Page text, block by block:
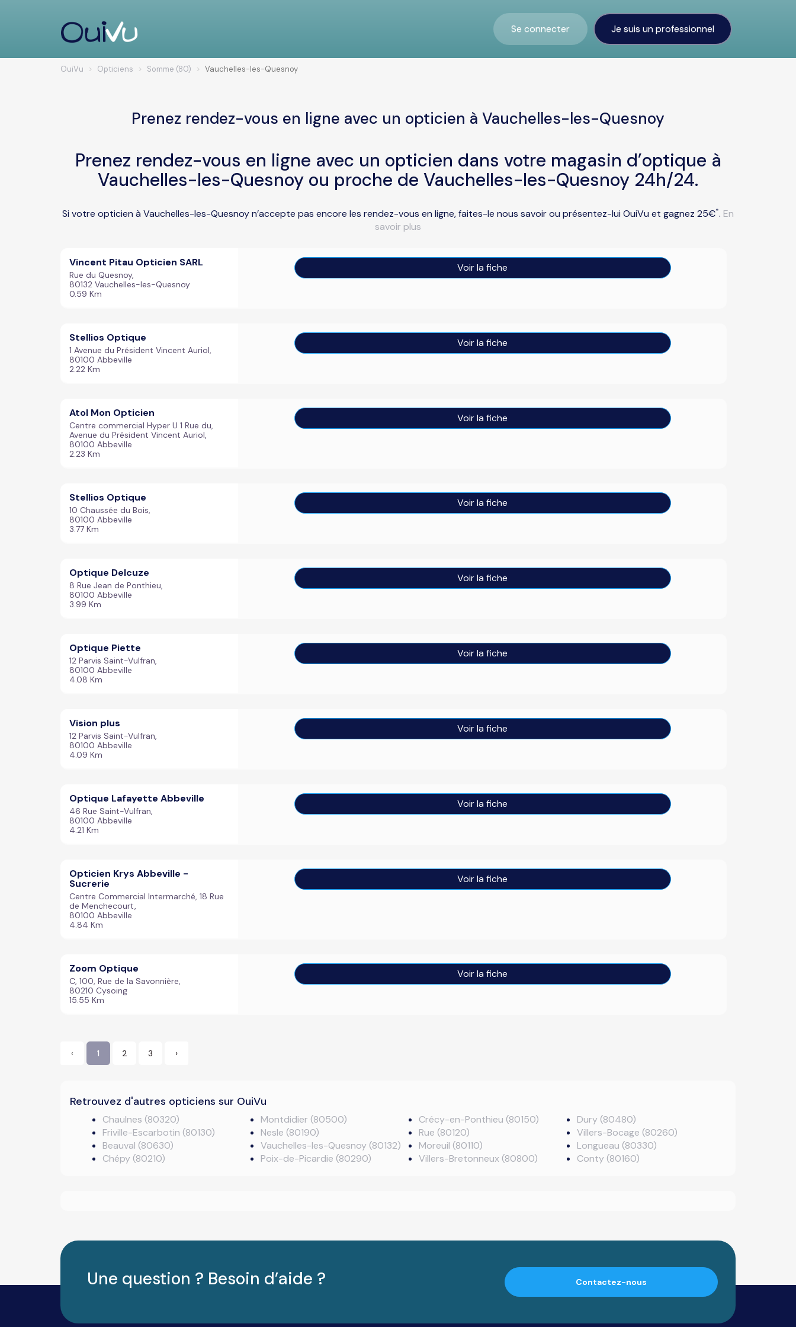
Se connecter Je suis un professionnel
OuiVu Opticiens Somme (80) Vauchelles-les-Quesnoy
Prenez rendez-vous en ligne avec un opticien à Vauchelles-les-Quesnoy
Prenez rendez-vous en ligne avec un opticien dans votre magasin d’optique à
Vauchelles-les-Quesnoy ou proche de Vauchelles-les-Quesnoy 24h/24.
Si votre opticien à Vauchelles-les-Quesnoy n’accepte pas encore les rendez-vous en ligne, faites-le nous savoir ou présentez-lui OuiVu et gagnez 25€*. En
savoir plus
Vincent Pitau Opticien SARL
Rue du Quesnoy,
80132 Vauchelles-les-Quesnoy
0.59 Km
Voir la fiche
Stellios Optique
1 Avenue du Président Vincent Auriol,
80100 Abbeville
2.22 Km
Voir la fiche
Atol Mon Opticien
Centre commercial Hyper U 1 Rue du,
Avenue du Président Vincent Auriol,
80100 Abbeville
2.23 Km
Voir la fiche
Stellios Optique
10 Chaussée du Bois,
80100 Abbeville
3.77 Km
Voir la fiche
Optique Delcuze
8 Rue Jean de Ponthieu,
80100 Abbeville
3.99 Km
Voir la fiche
Optique Piette
12 Parvis Saint-Vulfran,
80100 Abbeville
4.08 Km
Voir la fiche
Vision plus
12 Parvis Saint-Vulfran,
80100 Abbeville
4.09 Km
Voir la fiche
Optique Lafayette Abbeville
46 Rue Saint-Vulfran,
80100 Abbeville
4.21 Km
Voir la fiche
Opticien Krys Abbeville -
Sucrerie
Centre Commercial Intermarché, 18 Rue
de Menchecourt,
80100 Abbeville
4.84 Km
Voir la fiche
Zoom Optique
C, 100, Rue de la Savonnière,
80210 Cysoing
15.55 Km
Voir la fiche
‹ 1 2 3 ›
Retrouvez d'autres opticiens sur OuiVu
Chaulnes (80320)
Friville-Escarbotin (80130)
Beauval (80630)
Chépy (80210)
Montdidier (80500)
Nesle (80190)
Vauchelles-les-Quesnoy (80132)
Poix-de-Picardie (80290)
Crécy-en-Ponthieu (80150)
Rue (80120)
Moreuil (80110)
Villers-Bretonneux (80800)
Dury (80480)
Villers-Bocage (80260)
Longueau (80330)
Conty (80160)
Une question ? Besoin d’aide ? Contactez-nous